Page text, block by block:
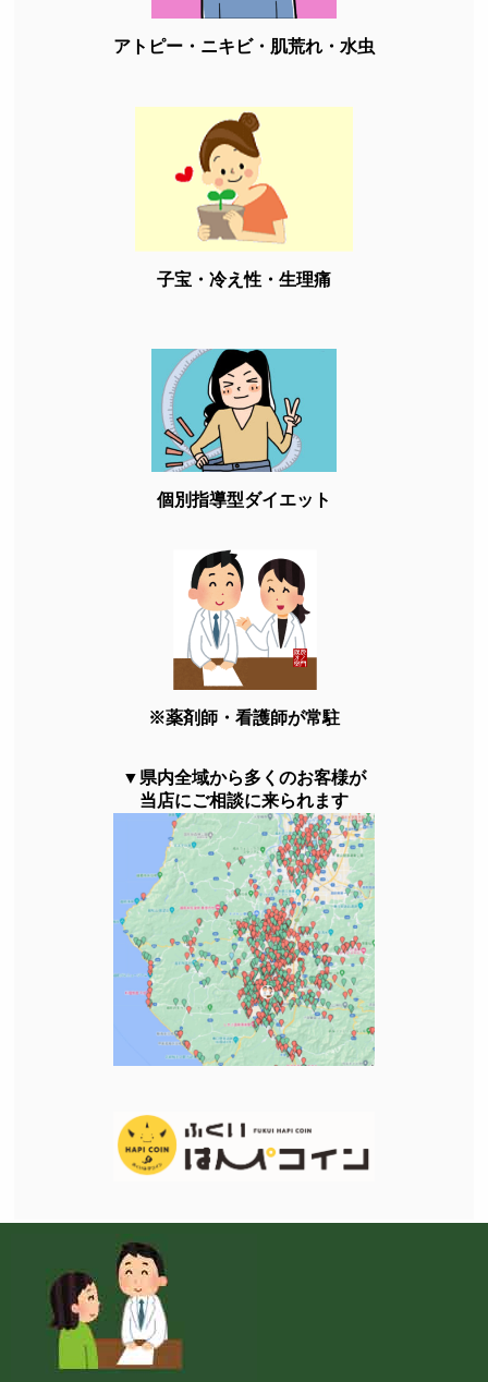
アトピー・ニキビ・肌荒れ・水虫
子宝・冷え性・生理痛
個別指導型ダイエット
※薬剤師・看護師が常駐
▼県内全域から多くのお客様が
当店にご相談に来られます